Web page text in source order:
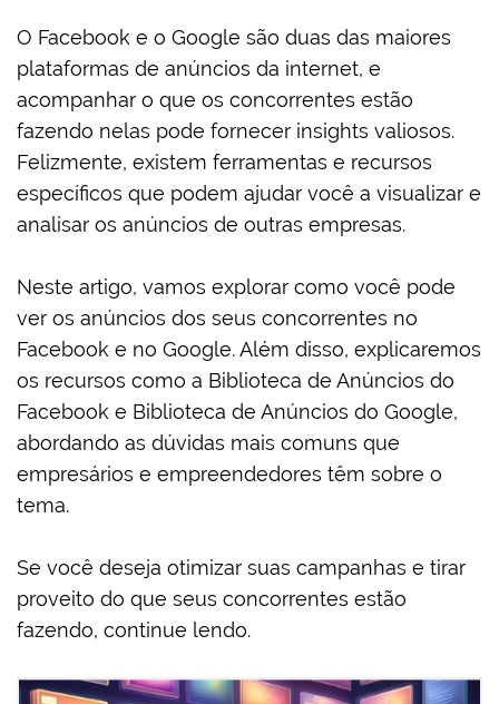
O Facebook e o Google são duas das maiores
plataformas de anúncios da internet, e
acompanhar o que os concorrentes estão
fazendo nelas pode fornecer insights valiosos.
Felizmente, existem ferramentas e recursos
específicos que podem ajudar você a visualizar e
analisar os anúncios de outras empresas.
Neste artigo, vamos explorar como você pode
ver os anúncios dos seus concorrentes no
Facebook e no Google. Além disso, explicaremos
os recursos como a Biblioteca de Anúncios do
Facebook e Biblioteca de Anúncios do Google,
abordando as dúvidas mais comuns que
empresários e empreendedores têm sobre o
tema.
Se você deseja otimizar suas campanhas e tirar
proveito do que seus concorrentes estão
fazendo, continue lendo.